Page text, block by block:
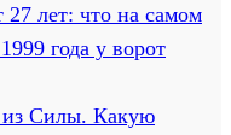
лет: что на самом
года у ворот
из Силы. Какую